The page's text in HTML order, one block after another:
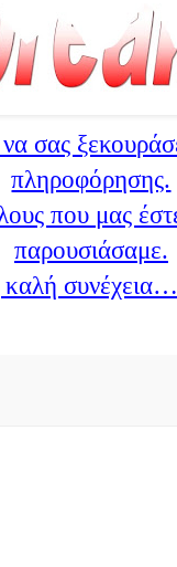
σας
πληροφόρησης.
που μας
παρουσιάσαμε.
καλή συνέχεια…